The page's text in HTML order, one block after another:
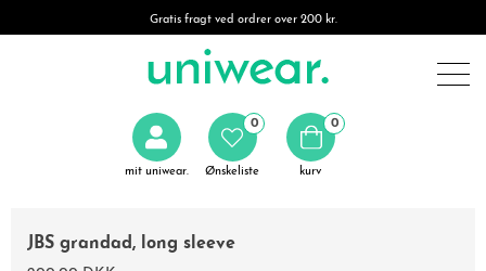
Gratis fragt ved ordrer over 200 kr.
mit uniwear. Ønskeliste
0 0
kurv
JBS grandad, long sleeve